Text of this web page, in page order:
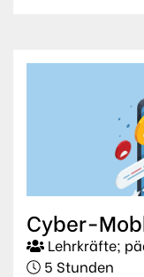
Cyber-
Lehrkräfte;
5 Stunden